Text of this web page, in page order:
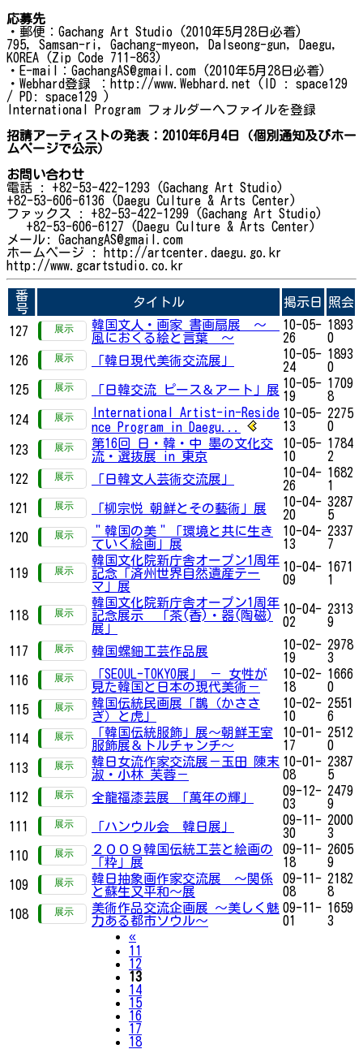
応募先
・郵便：Gachang Art Studio (2010年5月28日必着)
795, Samsan-ri, Gachang-myeon, Dalseong-gun, Daegu,
KOREA (Zip Code 711-863)
・E-mail：GachangAS@gmail.com (2010年5月28日必着)
・Webhard登録 ：http://www.Webhard.net (ID : space129
/ PD: space129 )
International Program フォルダーへファイルを登録
招請アーティストの発表：2010年6月4日（個別通知及びホー
ムページで公示）
お問い合わせ
電話 : +82-53-422-1293 (Gachang Art Studio)
+82-53-606-6136 (Daegu Culture & Arts Center)
ファックス : +82-53-422-1299 (Gachang Art Studio)
+82-53-606-6127 (Daegu Culture & Arts Center)
メール: GachangAS@gmail.com
ホームページ : http://artcenter.daegu.go.kr
http://www.gcartstudio.co.kr
番
号
タイトル 掲示日 照会
127
韓国文人・画家 書画扇展 ～
風におくる絵と言葉 ～
10-05-
26
1893
0
126
「韓日現代美術交流展」
10-05-
24
1893
0
125
「日韓交流 ピース＆アート」展 10-05-
19
1709
8
124
International Artist-in-Reside
nce Program in Daegu...
10-05-
13
2275
0
123
第16回 日・韓・中 墨の文化交
流・選抜展 in 東京
10-05-
10
1784
2
122
「日韓文人芸術交流展」
10-04-
26
1682
1
121
「柳宗悦 朝鮮とその藝術」展
10-04-
20
3287
5
120
＂韓国の美＂「環境と共に生き
ていく絵画」展
10-04-
13
2337
7
119
韓国文化院新庁舎オープン1周年
記念「済州世界自然遺産テー
マ」展
10-04-
09
1671
1
118
韓国文化院新庁舎オープン1周年
記念展示 「茶(香)・器(陶磁)
展」
10-04-
02
2313
9
117 韓国螺鈿工芸作品展
10-02-
19
2978
3
116
「SEOUL-TOKYO展」 － 女性が
見た韓国と日本の現代美術－
10-02-
18
1666
0
115
韓国伝統民画展「鵲（かささ
ぎ）と虎」
10-02-
10
2551
6
114
「韓国伝統服飾」展～朝鮮王室
服飾展＆トルチャンチ～
10-01-
17
2512
0
113
韓日女流作家交流展－玉田 陳末
淑・小林 芙蓉－
10-01-
08
2387
5
112
全龍福漆芸展 「萬年の輝」
09-12-
03
2479
9
111
「ハンウル会 韓日展」
09-11-
30
2000
3
110
２００９韓国伝統工芸と絵画の
「粋」展
09-11-
18
2605
9
109
韓日抽象画作家交流展 ～関係
と蘇生又平和～展
09-11-
08
2182
8
108
美術作品交流企画展 ～美しく魅
力ある都市ソウル～
09-11-
01
1659
3
«Previous
11
12
13
14
15
16
17
18